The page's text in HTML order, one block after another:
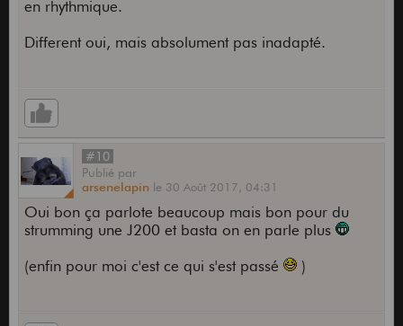
en rhythmique.
Different oui, mais absolument pas inadapté.
#10
Publié par
arsenelapin le 30 Août 2017, 04:31
Oui bon ça parlote beaucoup mais bon pour du
strumming une J200 et basta on en parle plus
(enfin pour moi c'est ce qui s'est passé
)